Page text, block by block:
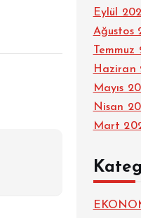
Eylül
Ağustos
Temmuz
Haziran
Mayıs
Nisan
Mart